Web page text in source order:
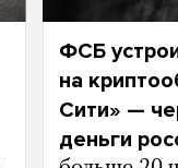
ФСБ
на
Сити» —
деньги